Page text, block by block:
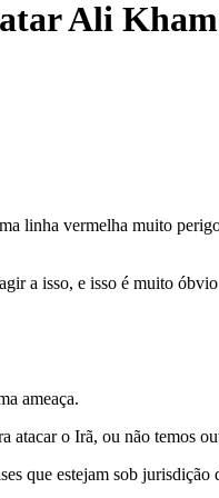
Ali
linha vermelha muito
a isso, e isso é muito
ameaça.
atacar o Irã, ou não temos
que estejam sob jurisdição